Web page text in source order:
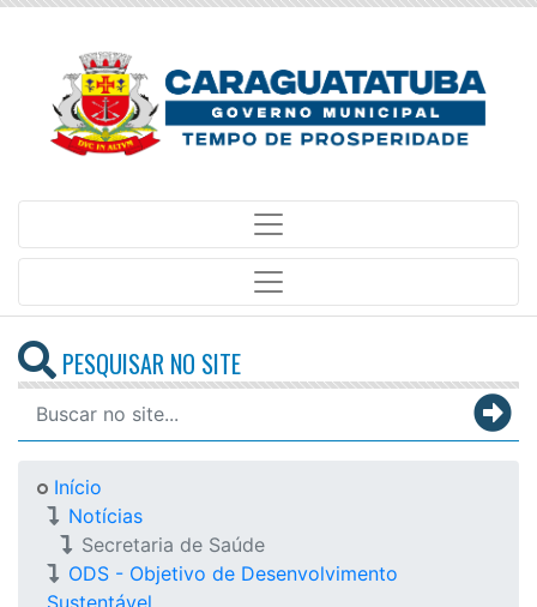
PESQUISAR NO SITE
Início
Notícias
Secretaria de Saúde
ODS - Objetivo de Desenvolvimento
Sustentável